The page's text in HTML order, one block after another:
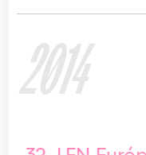
2014